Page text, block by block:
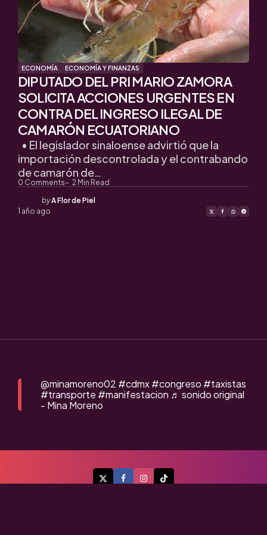
ECONOMÍA ECONOMÍA Y FINANZAS
DIPUTADO DEL PRI MARIO ZAMORA
SOLICITA ACCIONES URGENTES EN
CONTRA DEL INGRESO ILEGAL DE
CAMARÓN ECUATORIANO
0 Comments 2 Min Read
• El legislador sinaloense advirtió que la
importación descontrolada y el contrabando
de camarón de…
Posted
by
byA Flor de Piel
1 año ago
@minamoreno02 #cdmx#congreso #taxistas
#transporte #manifestacion ♬ sonido original
- Mina Moreno